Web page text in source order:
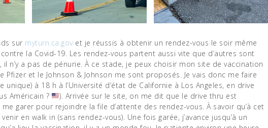
sur myturn.ca.gov et je réussis à obtenir un rendez-vous le soir même
la Covid-19. Les rendez-vous partent aussi vite que d’autres sont
n’y a pas de pénurie. À ce stade, je peux choisir mon site de vaccination
Pfizer et le Johnson & Johnson me sont proposés. Je vais donc me faire
unique) à 18 h à l’Université d’état de Californie à Los Angeles, en drive
Américain ?
). Arrivée sur le site, on me dit que le drive thru est
me garer pour rejoindre la file d’attente des rendez-vous. À savoir qu’à cet
en walk in (sans rendez-vous). Une fois garée, j’avance jusqu’à un